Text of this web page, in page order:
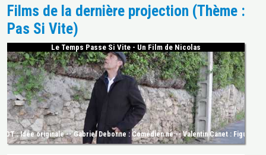
Films de la dernière projection (Thème :
Pas Si Vite)
Le Temps Passe Si Vite - Un Film de Nicolas
: Idée originale -- Gabriel Debonne : Comédien.ne -- Valentin Canet :